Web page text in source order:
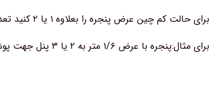
برای حالت کم چین عرض پنجره را بعلاوه ۱ یا ۲ کنید تعداد پنل های مورد نیاز مشخص میشود.
برای مثال:پنجره با عرض ۱/۶ متر به ۲ یا ۳ پنل جهت پوشش کم چین نیاز دارد.